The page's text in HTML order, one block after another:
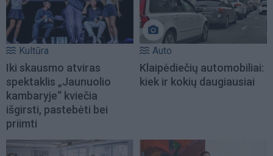
Kultūra
Iki skausmo atviras
spektaklis „Jaunuolio
kambaryje“ kviečia
išgirsti, pastebėti bei
priimti
Auto
Klaipėdiečių automobiliai:
kiek ir kokių daugiausiai